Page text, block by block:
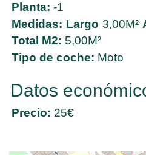
Planta: -1
Medidas: Largo 3,00M²
Total M2: 5,00M²
Tipo de coche: Moto
Datos
Precio: 25€